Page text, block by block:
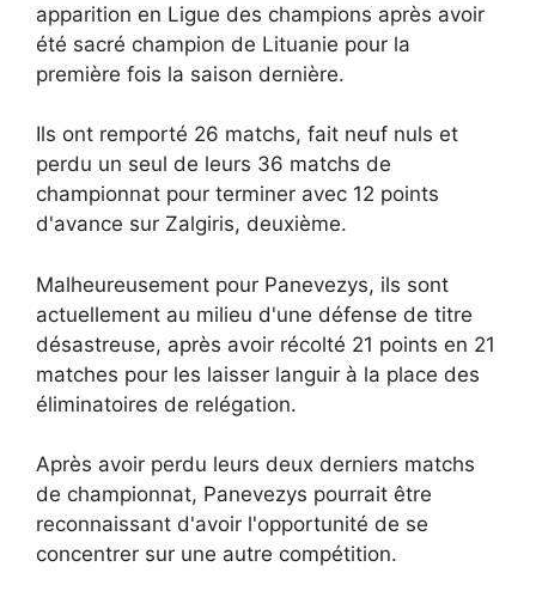
apparition en Ligue des champions après avoir
été sacré champion de Lituanie pour la
première fois la saison dernière.
Ils ont remporté 26 matchs, fait neuf nuls et
perdu un seul de leurs 36 matchs de
championnat pour terminer avec 12 points
d'avance sur Zalgiris, deuxième.
Malheureusement pour Panevezys, ils sont
actuellement au milieu d'une défense de titre
désastreuse, après avoir récolté 21 points en 21
matches pour les laisser languir à la place des
éliminatoires de relégation.
Après avoir perdu leurs deux derniers matchs
de championnat, Panevezys pourrait être
reconnaissant d'avoir l'opportunité de se
concentrer sur une autre compétition.